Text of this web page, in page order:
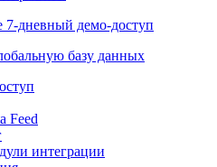
7-дневный
базу данных